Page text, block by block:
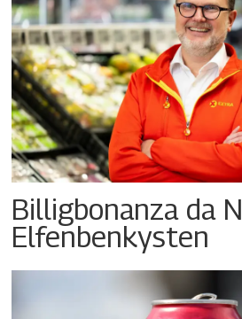
Billigbonanza da
Elfenbenkysten